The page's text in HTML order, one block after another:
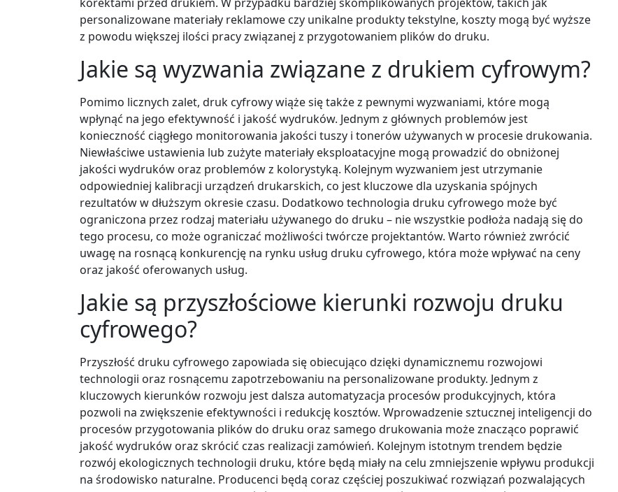
personalizowane materiały reklamowe czy unikalne produkty tekstylne, koszty mogą być wyższe
z powodu większej ilości pracy związanej z przygotowaniem plików do druku.
Jakie są wyzwania związane z drukiem cyfrowym?
Pomimo licznych zalet, druk cyfrowy wiąże się także z pewnymi wyzwaniami, które mogą
wpłynąć na jego efektywność i jakość wydruków. Jednym z głównych problemów jest
konieczność ciągłego monitorowania jakości tuszy i tonerów używanych w procesie drukowania.
Niewłaściwe ustawienia lub zużyte materiały eksploatacyjne mogą prowadzić do obniżonej
jakości wydruków oraz problemów z kolorystyką. Kolejnym wyzwaniem jest utrzymanie
odpowiedniej kalibracji urządzeń drukarskich, co jest kluczowe dla uzyskania spójnych
rezultatów w dłuższym okresie czasu. Dodatkowo technologia druku cyfrowego może być
ograniczona przez rodzaj materiału używanego do druku – nie wszystkie podłoża nadają się do
tego procesu, co może ograniczać możliwości twórcze projektantów. Warto również zwrócić
uwagę na rosnącą konkurencję na rynku usług druku cyfrowego, która może wpływać na ceny
oraz jakość oferowanych usług.
Jakie są przyszłościowe kierunki rozwoju druku
cyfrowego?
Przyszłość druku cyfrowego zapowiada się obiecująco dzięki dynamicznemu rozwojowi
technologii oraz rosnącemu zapotrzebowaniu na personalizowane produkty. Jednym z
kluczowych kierunków rozwoju jest dalsza automatyzacja procesów produkcyjnych, która
pozwoli na zwiększenie efektywności i redukcję kosztów. Wprowadzenie sztucznej inteligencji do
procesów przygotowania plików do druku oraz samego drukowania może znacząco poprawić
jakość wydruków oraz skrócić czas realizacji zamówień. Kolejnym istotnym trendem będzie
rozwój ekologicznych technologii druku, które będą miały na celu zmniejszenie wpływu produkcji
na środowisko naturalne. Producenci będą coraz częściej poszukiwać rozwiązań pozwalających